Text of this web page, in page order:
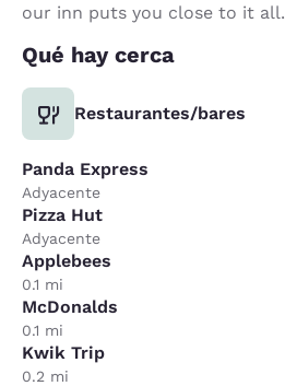
our inn puts you close to it all.
Qué hay cerca
Restaurantes/bares
Panda Express
Adyacente
Pizza Hut
Adyacente
Applebees
0.1 mi
McDonalds
0.1 mi
Kwik Trip
0.2 mi